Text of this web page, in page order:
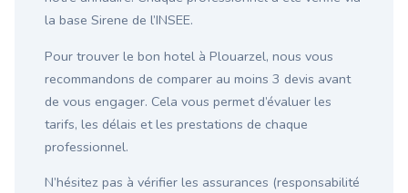
la base Sirene de l’INSEE.
Pour trouver le bon hotel à Plouarzel, nous vous
recommandons de comparer au moins 3 devis avant
de vous engager. Cela vous permet d’évaluer les
tarifs, les délais et les prestations de chaque
professionnel.
N’hésitez pas à vérifier les assurances (responsabilité